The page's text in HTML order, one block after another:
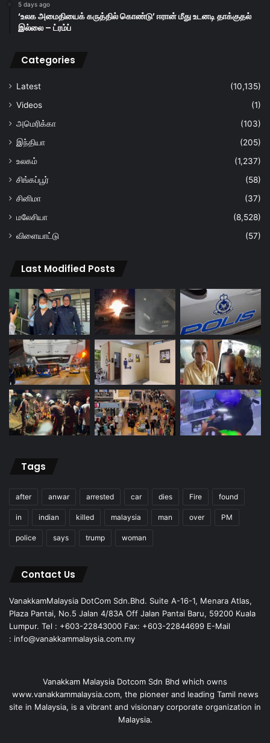
5 days ago
‘உலக அமைதியைக் கருத்தில் கொண்டு’ ஈரான் மீது உடனடி தாக்குதல்
இல்லை – ட்ரம்ப்
Categories
Latest
(10,135)
Videos
(1)
அமெரிக்கா
(103)
இந்தியா
(205)
உலகம்
(1,237)
சிங்கப்பூர்
(58)
சினிமா
(37)
மலேசியா
(8,528)
விளையாட்டு
(57)
Last Modified Posts
Tags
after anwar arrested car dies Fire found
in indian killed malaysia man over PM
police says trump woman
Contact Us
VanakkamMalaysia DotCom Sdn.Bhd. Suite A-16-1, Menara Atlas,
Plaza Pantai, No.5 Jalan 4/83A Off Jalan Pantai Baru, 59200 Kuala
Lumpur. Tel : +603-22843000 Fax: +603-22844699 E-Mail
: info@vanakkammalaysia.com.my
Vanakkam Malaysia Dotcom Sdn Bhd which owns
www.vanakkammalaysia.com, the pioneer and leading Tamil news
site in Malaysia, is a vibrant and visionary corporate organization in
Malaysia.